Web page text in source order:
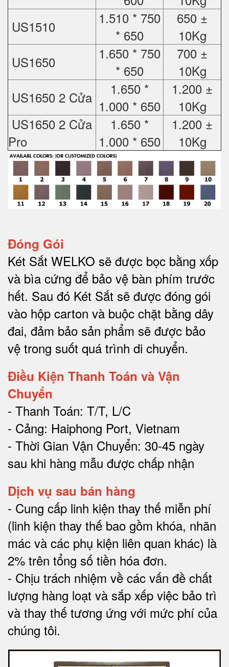
US1510
1.510 * 750
* 650
650 ±
10Kg
US1650
1.650 * 750
* 650
700 ±
10Kg
US1650 2 Cửa
1.650 *
1.000 * 650
1.200 ±
10Kg
US1650 2 Cửa
Pro
1.650 *
1.000 * 650
1.200 ±
10Kg
Đóng Gói
Két Sắt WELKO sẽ được bọc bằng xốp
và bìa cứng để bảo vệ bàn phím trước
hết. Sau đó Két Sắt sẽ được đóng gói
vào hộp carton và buộc chặt bằng dây
đai, đảm bảo sản phẩm sẽ được bảo
vệ trong suốt quá trình di chuyển.
Điều Kiện Thanh Toán và Vận
Chuyển
- Thanh Toán: T/T, L/C
- Cảng: Haiphong Port, Vietnam
- Thời Gian Vận Chuyển: 30-45 ngày
sau khi hàng mẫu được chấp nhận
Dịch vụ sau bán hàng
- Cung cấp linh kiện thay thế miễn phí
(linh kiện thay thế bao gồm khóa, nhãn
mác và các phụ kiện liên quan khác) là
2% trên tổng số tiền hóa đơn.
- Chịu trách nhiệm về các vấn đề chất
lượng hàng loạt và sắp xếp việc bảo trì
và thay thế tương ứng với mức phí của
chúng tôi.